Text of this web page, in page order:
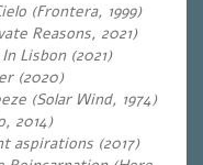
(Frontera, 1999)
Reasons, 2021)
Lisbon (2021)
(2020)
(Solar Wind, 1974)
2014)
aspirations (2017)